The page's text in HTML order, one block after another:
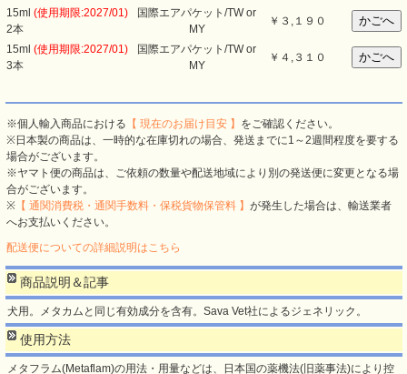
15ml (使用期限:2027/01)
2本
国際エアパケット/TW or
MY
￥ ３,１９０
15ml (使用期限:2027/01)
3本
国際エアパケット/TW or
MY
￥ ４,３１０
※個人輸入商品における 【 現在のお届け目安 】 をご確認ください。
※日本製の商品は、一時的な在庫切れの場合、発送までに1～2週間程度を要する
場合がございます。
※ヤマト便の商品は、ご依頼の数量や配送地域により別の発送便に変更となる場
合がございます。
※ 【 通関消費税・通関手数料・保税貨物保管料 】 が発生した場合は、輸送業者
へお支払いください。
配送便についての詳細説明はこちら
商品説明＆記事
犬用。メタカムと同じ有効成分を含有。Sava Vet社によるジェネリック。
使用方法
メタフラム(Metaflam)の用法・用量などは、日本国の薬機法(旧薬事法)により控